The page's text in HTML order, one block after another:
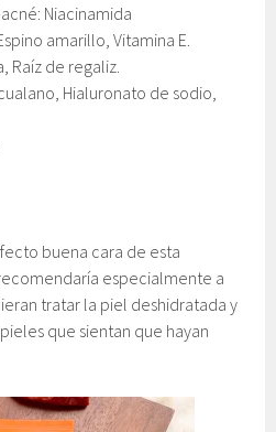
Niacinamida
amarillo, Vitamina E.
Raíz de regaliz.
Hialuronato de sodio,
buena cara de esta
especialmente a
tratar la piel deshidratada y
que sientan que hayan